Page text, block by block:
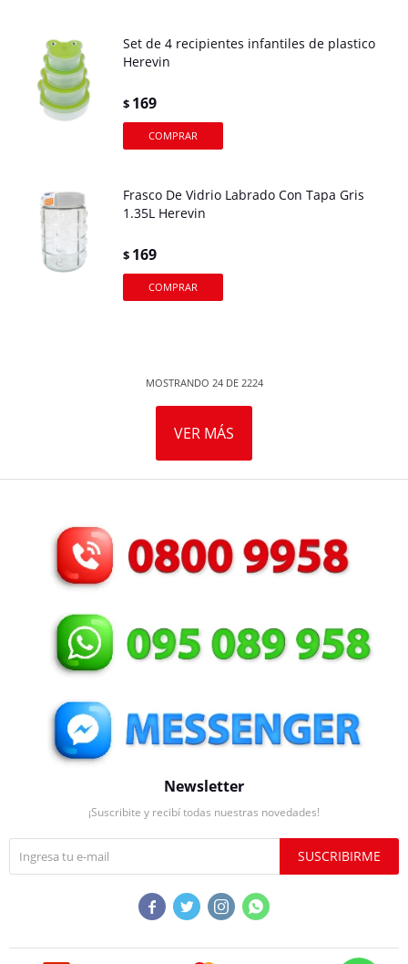
Set de 4 recipientes infantiles de plastico
Herevin
$ 169
Frasco De Vidrio Labrado Con Tapa Gris
1.35L Herevin
$ 169
MOSTRANDO 24DE 2224
VER MÁS
Newsletter
¡Suscribite y recibí todas nuestras novedades!
SUSCRIBIRME
   